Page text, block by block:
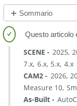
Salva
come
PDF
Sommario
No
intestazioni
SCENE 2025
7.x 6.x 5.x 4.x
CAM2 2026
Measure 10
As-Built